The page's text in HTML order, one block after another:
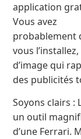
application
Vous avez
probablement
vous
d’image qui
des publicités
Soyons clairs :
un outil
d’une Ferrari.